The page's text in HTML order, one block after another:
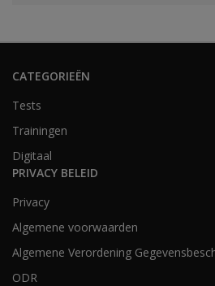
CATEGORIEËN
Tests
Trainingen
Digitaal
PRIVACY BELEID
Privacy
Algemene voorwaarden
Algemene Verordening
ODR